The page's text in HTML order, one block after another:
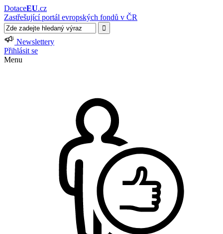
DotaceEU.cz
Zastřešující portál evropských fondů v ČR
Newslettery
Přihlásit se
Menu